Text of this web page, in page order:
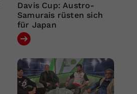
Davis Cup: Austro-
Samurais rüsten sich
für Japan